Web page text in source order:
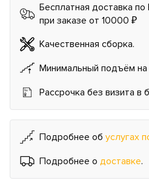
Бесплатная доставка
при заказе от 10000 ₽
Качественная сборка.
Минимальный подъём
Рассрочка без визита в
Подробнее об услугах
Подробнее о доставке.